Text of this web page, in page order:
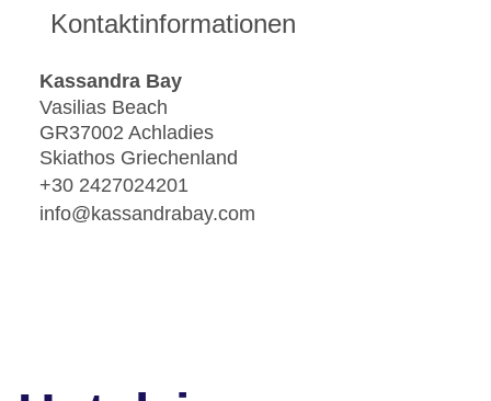
Kontaktinformationen
Kassandra Bay
Vasilias Beach
GR37002 Achladies
Skiathos Griechenland
+30 2427024201
info@kassandrabay.com